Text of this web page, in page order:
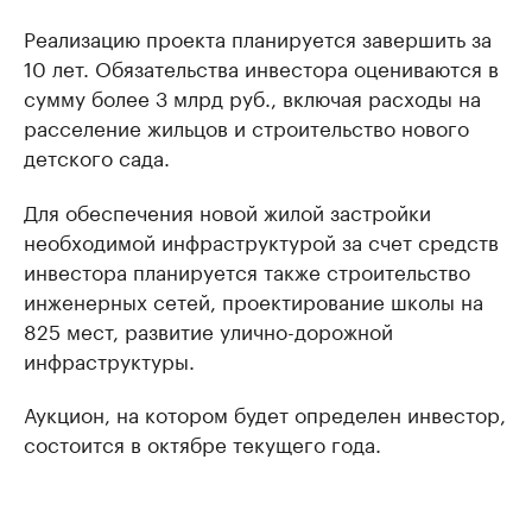
Реализацию проекта планируется завершить за
10 лет. Обязательства инвестора оцениваются в
сумму более 3 млрд руб., включая расходы на
расселение жильцов и строительство нового
детского сада.
Для обеспечения новой жилой застройки
необходимой инфраструктурой за счет средств
инвестора планируется также строительство
инженерных сетей, проектирование школы на
825 мест, развитие улично-дорожной
инфраструктуры.
Аукцион, на котором будет определен инвестор,
состоится в октябре текущего года.